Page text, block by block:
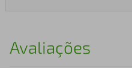
Avaliações